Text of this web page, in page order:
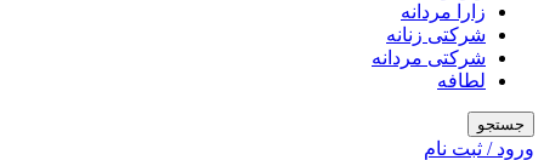
زارا مردانه
شرکتی زنانه
شرکتی مردانه
لطافه
جستجو
ورود / ثبت نام